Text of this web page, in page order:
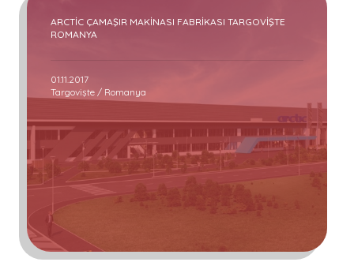
ARCTİC ÇAMAŞIR MAKİNASI FABRİKASI TARGOVİŞTE
ROMANYA
01.11.2017
Targovişte / Romanya